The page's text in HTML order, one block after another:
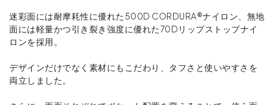
迷彩面には耐摩耗性に優れた500D CORDURA®ナイロン、無地
面には軽量かつ引き裂き強度に優れた70Dリップストップナイ
ロンを採用。
デザインだけでなく素材にもこだわり、タフさと使いやすさを
両立しました。